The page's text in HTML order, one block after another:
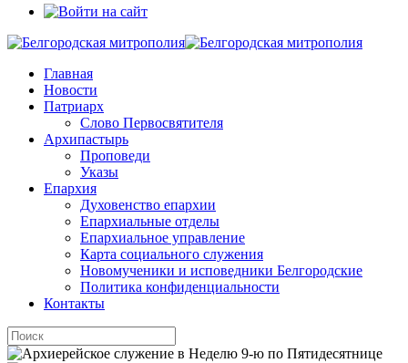
Главная
Новости
Патриарх
Слово Первосвятителя
Архипастырь
Проповеди
Указы
Епархия
Духовенство епархии
Епархиальные отделы
Епархиальное управление
Карта социального служения
Новомученики и исповедники Белгородские
Политика конфиденциальности
Контакты